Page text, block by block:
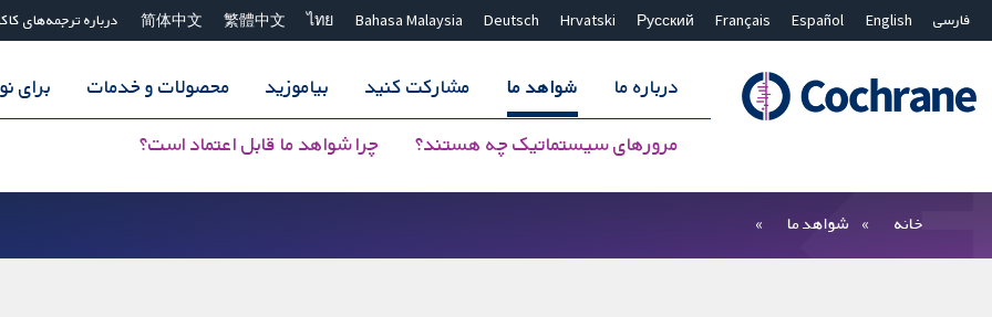
فارسی English
Español
Français
Русский
Hrvatski
Deutsch
Bahasa Malaysia
ไทย
繁體中文
简体中文 درباره ترجمه‌های
درباره ما شواهد ما
مرورهای سیستماتیک چه هستند؟ چرا شواهد ما قابل اعتماد است؟
مشارکت کنید بیاموزید محصولات و خدمات برای
بستن جستجو ✖
خانه شواهد ما